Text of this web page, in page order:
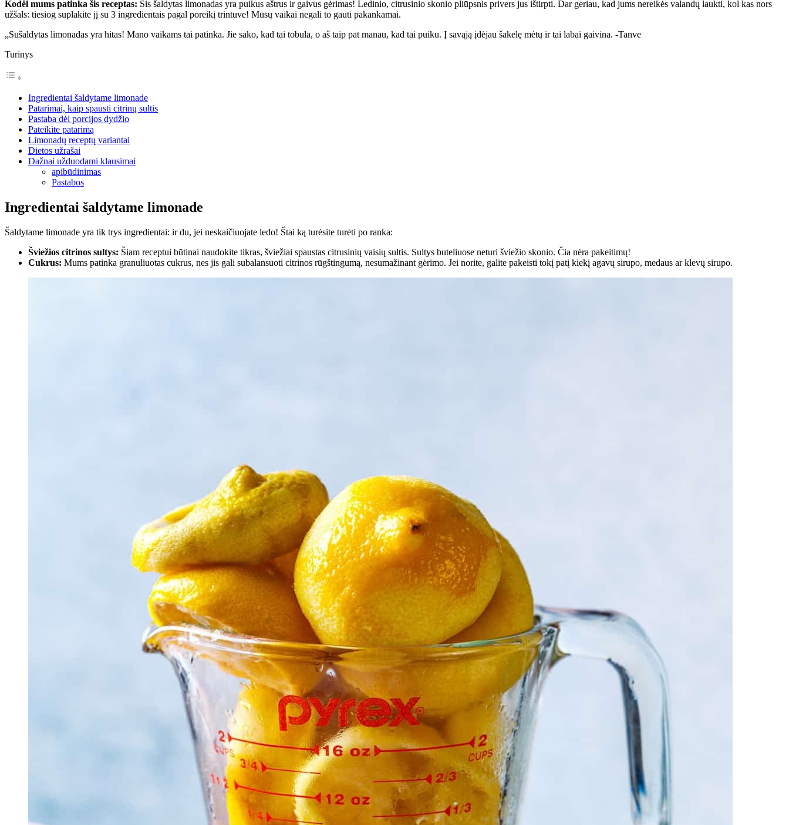
Kodėl mums patinka šis receptas: Šis šaldytas limonadas yra puikus aštrus ir gaivus gėrimas! Ledinio, citrusinio skonio pliūpsnis privers jus ištirpti. Dar geriau, kad jums nereikės valandų laukti, kol kas nors
užšals: tiesiog suplakite jį su 3 ingredientais pagal poreikį trintuve! Mūsų vaikai negali to gauti pakankamai.
„Sušaldytas limonadas yra hitas! Mano vaikams tai patinka. Jie sako, kad tai tobula, o aš taip pat manau, kad tai puiku. Į savąją įdėjau šakelę mėtų ir tai labai gaivina. -Tanve
Turinys
Ingredientai šaldytame limonade
Patarimai, kaip spausti citrinų sultis
Pastaba dėl porcijos dydžio
Pateikite patarimą
Limonadų receptų variantai
Dietos užrašai
Dažnai užduodami klausimai
apibūdinimas
Pastabos
Ingredientai šaldytame limonade
Šaldytame limonade yra tik trys ingredientai: ir du, jei neskaičiuojate ledo! Štai ką turėsite turėti po ranka:
Šviežios citrinos sultys: Šiam receptui būtinai naudokite tikras, šviežiai spaustas citrusinių vaisių sultis. Sultys buteliuose neturi šviežio skonio. Čia nėra pakeitimų!
Cukrus: Mums patinka granuliuotas cukrus, nes jis gali subalansuoti citrinos rūgštingumą, nesumažinant gėrimo. Jei norite, galite pakeisti tokį patį kiekį agavų sirupo, medaus ar klevų sirupo.